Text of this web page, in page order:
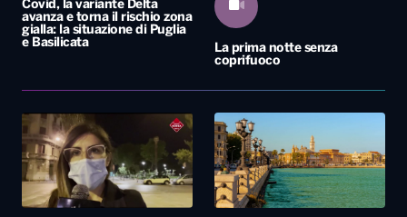
Covid, la variante Delta
avanza e torna il rischio zona
gialla: la situazione di Puglia
e Basilicata
La prima notte senza
coprifuoco